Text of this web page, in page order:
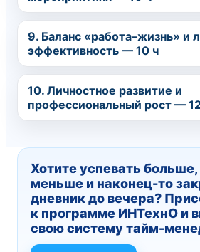
9. Баланс «работа–жизнь» и
эффективность — 10 ч
10. Личностное развитие и
профессиональный рост —
Хотите успевать больше,
меньше и наконец-то
дневник до вечера?
к программе ИНТехнО и
свою систему тайм-